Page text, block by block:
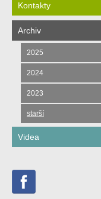
Kontakty
Archiv
2025
2024
2023
starší
Videa